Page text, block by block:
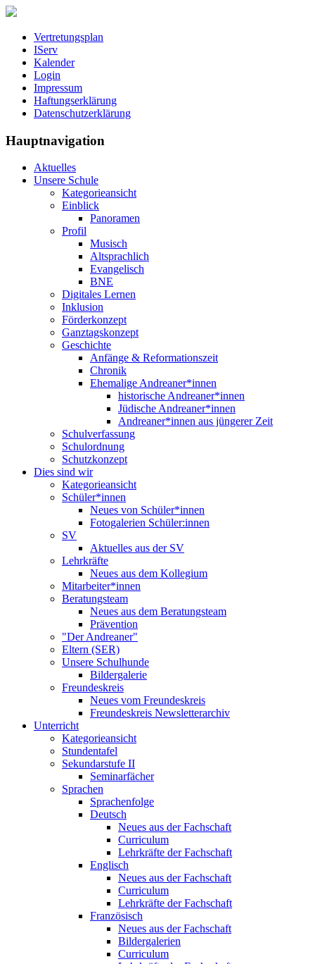
Vertretungsplan
IServ
Kalender
Login
Impressum
Haftungserklärung
Datenschutzerklärung
Hauptnavigation
Aktuelles
Unsere Schule
Kategorieansicht
Einblick
Panoramen
Profil
Musisch
Altsprachlich
Evangelisch
BNE
Digitales Lernen
Inklusion
Förderkonzept
Ganztagskonzept
Geschichte
Anfänge & Reformationszeit
Chronik
Ehemalige Andreaner*innen
historische Andreaner*innen
Jüdische Andreaner*innen
Andreaner*innen aus jüngerer Zeit
Schulverfassung
Schulordnung
Schutzkonzept
Dies sind wir
Kategorieansicht
Schüler*innen
Neues von Schüler*innen
Fotogalerien Schüler:innen
SV
Aktuelles aus der SV
Lehrkräfte
Neues aus dem Kollegium
Mitarbeiter*innen
Beratungsteam
Neues aus dem Beratungsteam
Prävention
"Der Andreaner"
Eltern (SER)
Unsere Schulhunde
Bildergalerie
Freundeskreis
Neues vom Freundeskreis
Freundeskreis Newsletterarchiv
Unterricht
Kategorieansicht
Stundentafel
Sekundarstufe II
Seminarfächer
Sprachen
Sprachenfolge
Deutsch
Neues aus der Fachschaft
Curriculum
Lehrkräfte der Fachschaft
Englisch
Neues aus der Fachschaft
Curriculum
Lehrkräfte der Fachschaft
Französisch
Neues aus der Fachschaft
Bildergalerien
Curriculum